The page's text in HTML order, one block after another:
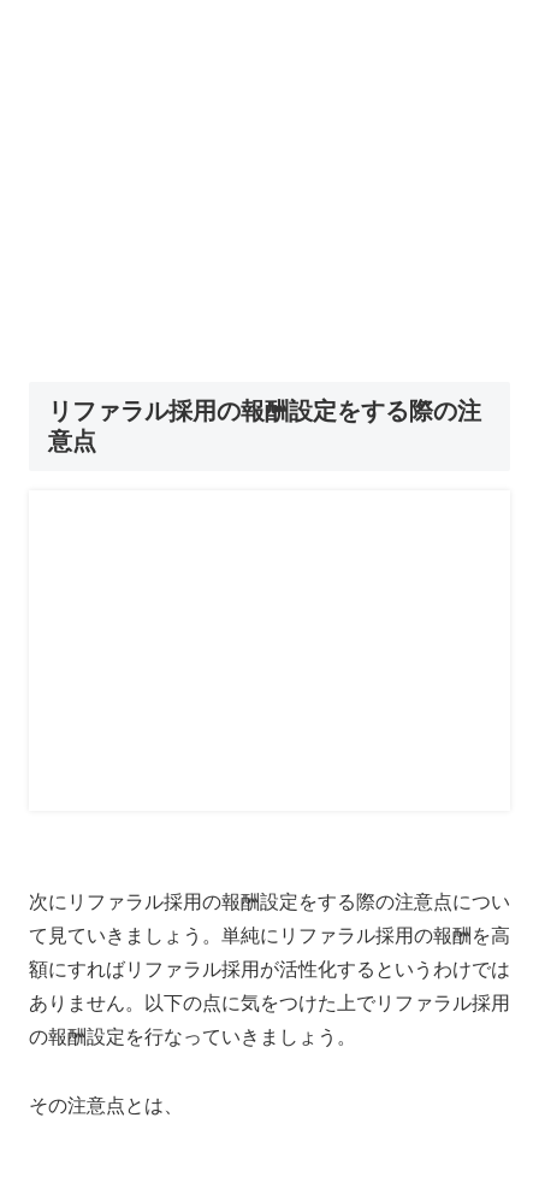
リファラル採用の報酬設定をする際の注
意点
次にリファラル採用の報酬設定をする際の注意点につい
て見ていきましょう。単純にリファラル採用の報酬を高
額にすればリファラル採用が活性化するというわけでは
ありません。以下の点に気をつけた上でリファラル採用
の報酬設定を行なっていきましょう。
その注意点とは、